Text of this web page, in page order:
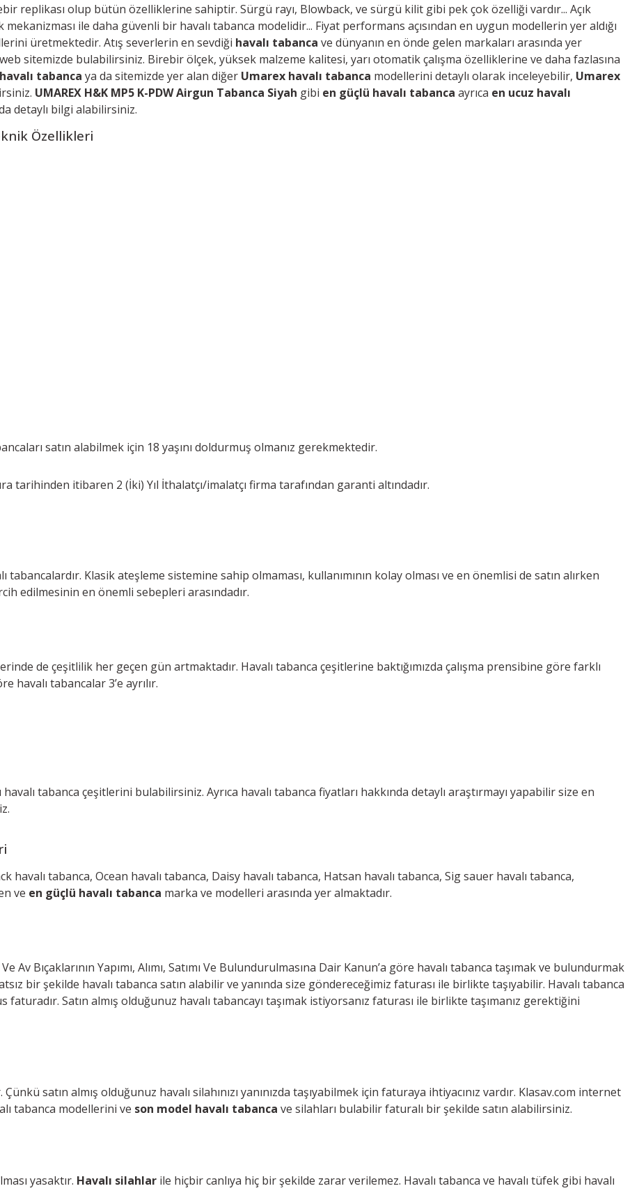
replikası olup bütün özelliklerine sahiptir. Sürgü rayı, Blowback, ve sürgü kilit gibi pek çok özelliği vardır... Açık
ile daha güvenli bir havalı tabanca modelidir... Fiyat performans açısından en uygun modellerin yer aldığı
üretmektedir. Atış severlerin en sevdiği havalı tabanca ve dünyanın en önde gelen markaları arasında yer
web sitemizde bulabilirsiniz. Birebir ölçek, yüksek malzeme kalitesi, yarı otomatik çalışma özelliklerine ve daha fazlasına
tabanca ya da sitemizde yer alan diğer Umarex havalı tabanca modellerini detaylı olarak inceleyebilir, Umarex
UMAREX H&K MP5 K-PDW Airgun Tabanca Siyah gibi en güçlü havalı tabanca ayrıca en ucuz havalı
detaylı bilgi alabilirsiniz.
Özellikleri
satın alabilmek için 18 yaşını doldurmuş olmanız gerekmektedir.
tarihinden itibaren 2 (İki) Yıl İthalatçı/imalatçı firma tarafından garanti altındadır.
tabancalardır. Klasik ateşleme sistemine sahip olmaması, kullanımının kolay olması ve en önemlisi de satın alırken
edilmesinin en önemli sebepleri arasındadır.
de çeşitlilik her geçen gün artmaktadır. Havalı tabanca çeşitlerine baktığımızda çalışma prensibine göre farklı
havalı tabancalar 3’e ayrılır.
tabanca çeşitlerini bulabilirsiniz. Ayrıca havalı tabanca fiyatları hakkında detaylı araştırmayı yapabilir size en
havalı tabanca, Ocean havalı tabanca, Daisy havalı tabanca, Hatsan havalı tabanca, Sig sauer havalı tabanca,
ve en güçlü havalı tabanca marka ve modelleri arasında yer almaktadır.
Bıçaklarının Yapımı, Alımı, Satımı Ve Bulundurulmasına Dair Kanun’a göre havalı tabanca taşımak ve bulundurmak
bir şekilde havalı tabanca satın alabilir ve yanında size göndereceğimiz faturası ile birlikte taşıyabilir. Havalı tabanca
Satın almış olduğunuz havalı tabancayı taşımak istiyorsanız faturası ile birlikte taşımanız gerektiğini
satın almış olduğunuz havalı silahınızı yanınızda taşıyabilmek için faturaya ihtiyacınız vardır. Klasav.com internet
tabanca modellerini ve son model havalı tabanca ve silahları bulabilir faturalı bir şekilde satın alabilirsiniz.
yasaktır. Havalı silahlar ile hiçbir canlıya hiç bir şekilde zarar verilemez. Havalı tabanca ve havalı tüfek gibi havalı